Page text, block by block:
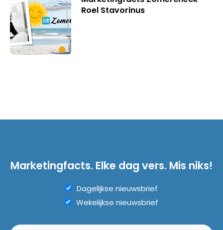
Roel Stavorinus
Marketingfacts. Elke dag vers. Mis niks!
Dagelijkse nieuwsbrief
Wekelijkse nieuwsbrief